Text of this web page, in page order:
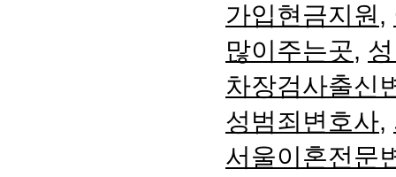
가입현금지원 ,
많이주는곳,
차장검사출신
성범죄변호사,
서울이혼전문